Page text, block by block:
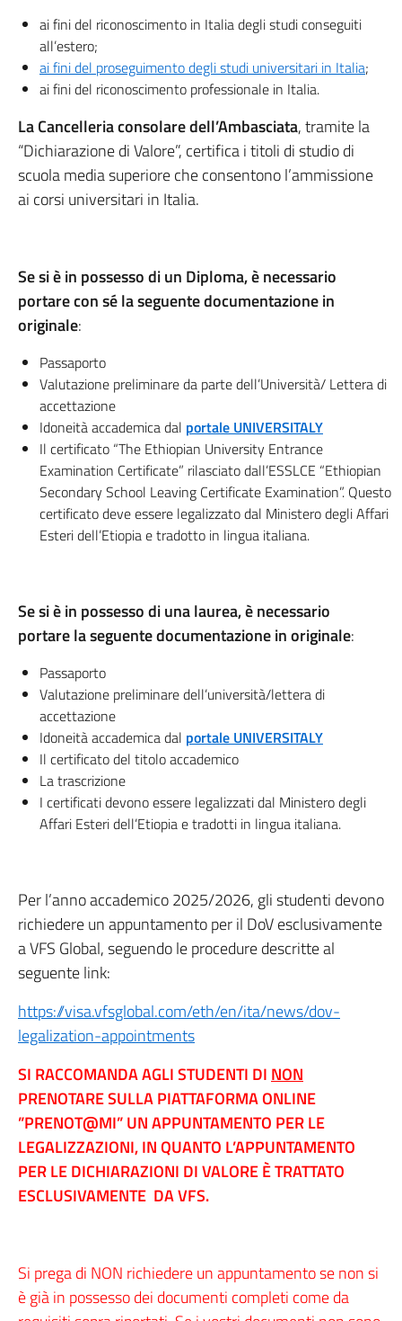
ai fini del riconoscimento in Italia degli studi conseguiti
all’estero;
ai fini del proseguimento degli studi universitari in Italia;
ai fini del riconoscimento professionale in Italia.
La Cancelleria consolare dell’Ambasciata, tramite la
“Dichiarazione di Valore”, certifica i titoli di studio di
scuola media superiore che consentono l’ammissione
ai corsi universitari in Italia.
Se si è in possesso di un Diploma, è necessario
portare con sé la seguente documentazione in
originale:
Passaporto
Valutazione preliminare da parte dell’Università/ Lettera di
accettazione
Idoneità accademica dal portale UNIVERSITALY
Il certificato “The Ethiopian University Entrance
Examination Certificate” rilasciato dall’ESSLCE “Ethiopian
Secondary School Leaving Certificate Examination”. Questo
certificato deve essere legalizzato dal Ministero degli Affari
Esteri dell’Etiopia e tradotto in lingua italiana.
Se si è in possesso di una laurea, è necessario
portare la seguente documentazione in originale:
Passaporto
Valutazione preliminare dell’università/lettera di
accettazione
Idoneità accademica dal portale UNIVERSITALY
Il certificato del titolo accademico
La trascrizione
I certificati devono essere legalizzati dal Ministero degli
Affari Esteri dell’Etiopia e tradotti in lingua italiana.
Per l’anno accademico 2025/2026, gli studenti devono
richiedere un appuntamento per il DoV esclusivamente
a VFS Global, seguendo le procedure descritte al
seguente link:
https://visa.vfsglobal.com/eth/en/ita/news/dov-
legalization-appointments
SI RACCOMANDA AGLI STUDENTI DI NON
PRENOTARE SULLA PIATTAFORMA ONLINE
”PRENOT@MI” UN APPUNTAMENTO PER LE
LEGALIZZAZIONI, IN QUANTO L’APPUNTAMENTO
PER LE DICHIARAZIONI DI VALORE È TRATTATO
ESCLUSIVAMENTE DA VFS.
Si prega di NON richiedere un appuntamento se non si
è già in possesso dei documenti completi come da